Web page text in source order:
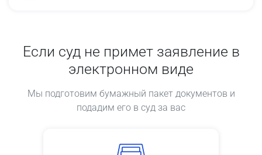
Если суд не примет заявление в
электронном виде
Мы подготовим бумажный пакет документов и
подадим его в суд за вас